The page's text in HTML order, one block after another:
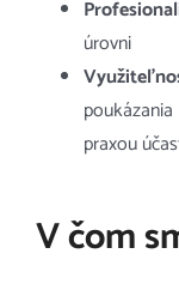
úrovni
praxou
V čom